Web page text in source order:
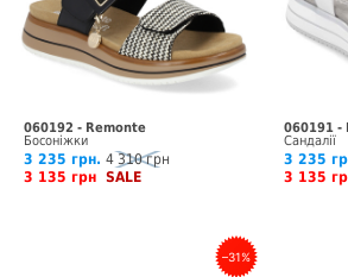
060192 - Remonte
Босоніжки
3 235 грн. 4 310 грн
3 135 грн SALE
060191 -
Сандалії
3 235
3 135
–31%